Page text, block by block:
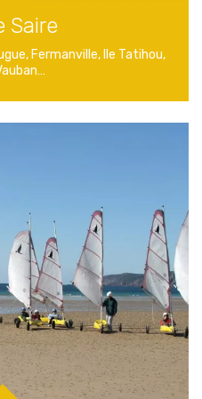
Saire
Fermanville, Ile Tatihou,